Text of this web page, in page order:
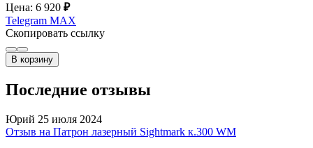
Цена: 6 920 ₽
Telegram MAX
Скопировать ссылку
В корзину
Последние отзывы
Юрий 25 июля 2024
Отзыв на Патрон лазерный Sightmark к.300 WM